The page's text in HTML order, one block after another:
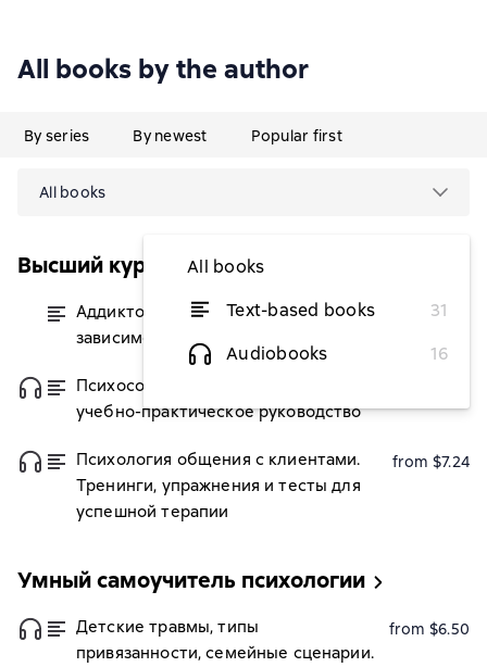
All books by the author
By series By newest Popular first
All books
All books
Text-based books
31
Audiobooks
16
Высший курс
Аддиктология: психология
зависимого поведения
from $7.24
Психосоматика. Современное
учебно-практическое руководство
Психология общения с клиентами.
Тренинги, упражнения и тесты для
успешной терапии
from $7.24
Умный самоучитель психологии
Детские травмы, типы
привязанности, семейные сценарии.
from $6.50